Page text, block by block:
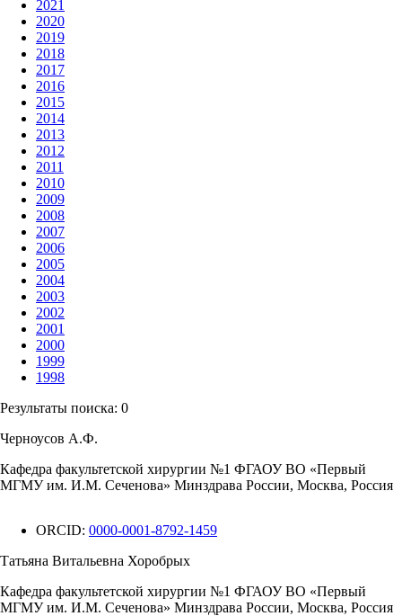
2021
2020
2019
2018
2017
2016
2015
2014
2013
2012
2011
2010
2009
2008
2007
2006
2005
2004
2003
2002
2001
2000
1999
1998
Результаты поиска: 0
Черноусов А.Ф.
Кафедра факультетской хирургии №1 ФГАОУ ВО «Первый
МГМУ им. И.М. Сеченова» Минздрава России, Москва, Россия
ORCID: 0000-0001-8792-1459
Татьяна Витальевна Хоробрых
Кафедра факультетской хирургии №1 ФГАОУ ВО «Первый
МГМУ им. И.М. Сеченова» Минздрава России, Москва, Россия